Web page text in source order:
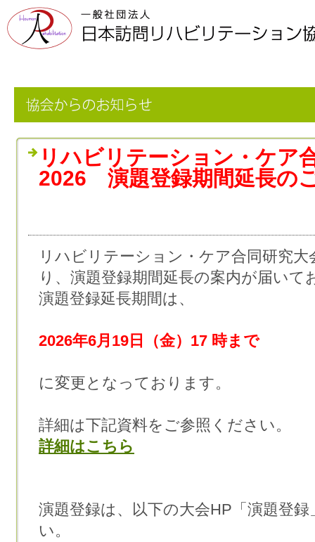
リハビリテーション・ケア
2026 演題登録期間延長の
リハビリテーション・ケア合同研究
り、演題登録期間延長の案内が届いて
演題登録延長期間は、
2026年6月19日（金）17 時まで
に変更となっております。
詳細は下記資料をご参照ください。
詳細はこちら
演題登録は、以下の大会HP「演題登
い。